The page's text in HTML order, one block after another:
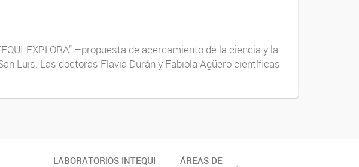
EXPLORA” –propuesta de acercamiento de la ciencia y la
Luis. Las doctoras Flavia Durán y Fabiola Agüero científicas
LABORATORIOS INTEQUI
ÁREAS DE